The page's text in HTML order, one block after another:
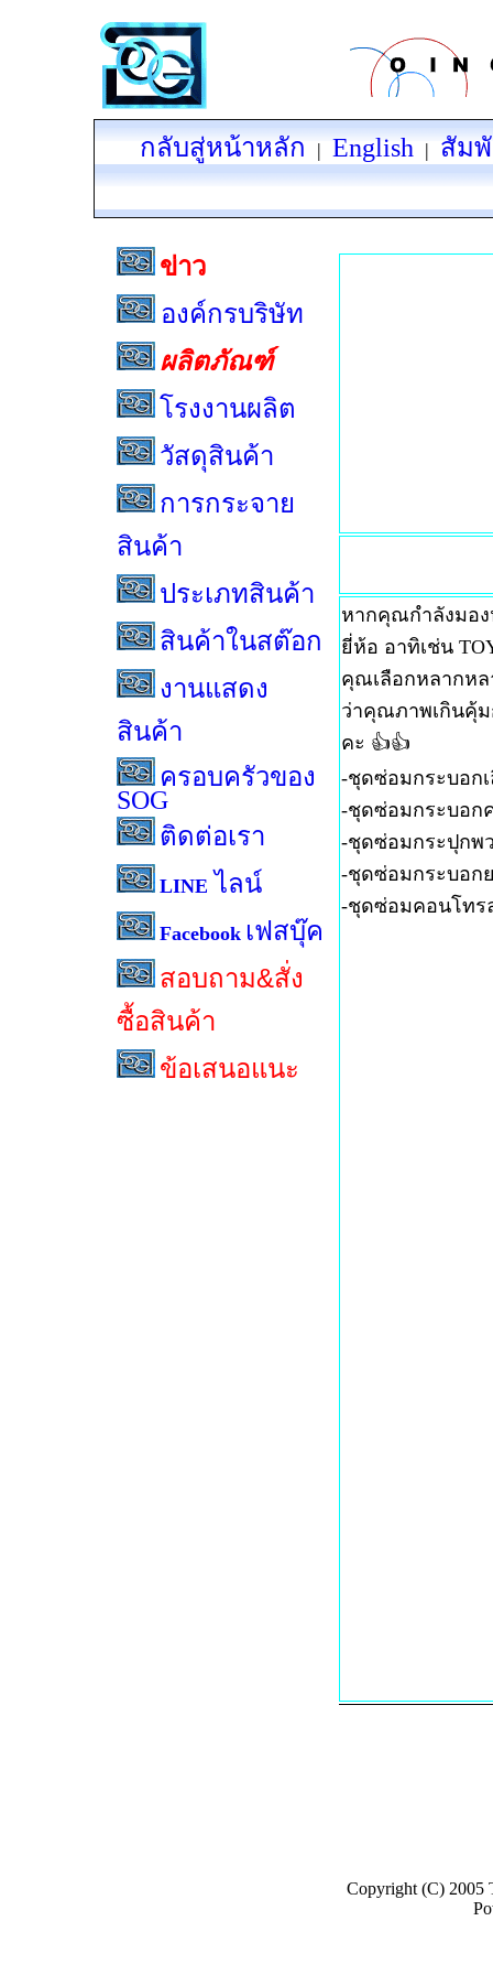
กลับสู่หน้าหลัก | English | สัม
ข่าว
องค์กรบริษัท
ผลิตภัณฑ์
โรงงานผลิต
วัสดุสินค้า
การกระจาย
สินค้า
ประเภทสินค้า
สินค้าในสต๊อก
งานแสดง
สินค้า
ครอบครัวของ
SOG
ติดต่อเรา
LINE ไลน์
Facebook เฟสบุ๊ค
สอบถาม&สั่ง
ซื้อสินค้า
ข้อเสนอแนะ
หากคุณกำลังมอ
ยี่ห้อ อาทิเช่น
คุณเลือกหลากหล
ว่าคุณภาพเกินคุ้
คะ 👍👍
-ชุดซ่อมกระบอก
-ชุดซ่อมกระบอก
-ชุดซ่อมกระปุกพ
-ชุดซ่อมกระบอก
-ชุดซ่อมคอนโทร
Copyright (C)